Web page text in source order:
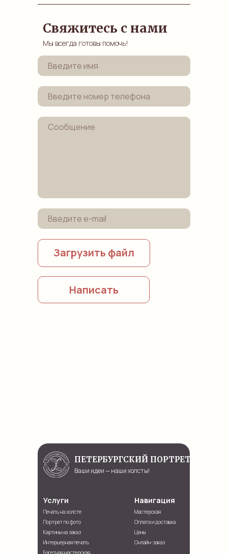
Свяжитесь с нами
Мы всегда готовы помочь!
Загрузить файл
Написать
ПЕТЕРБУРГСКИЙ ПОРТРЕТ
Ваши идеи — наши холсты!
Услуги
Картины на заказ
Печать на холсте
Портрет по фото
Интерьерная печать
Багетная мастерская
Навигация
Мастерская
Оплата и доставка
Цены
Онлайн-заказ